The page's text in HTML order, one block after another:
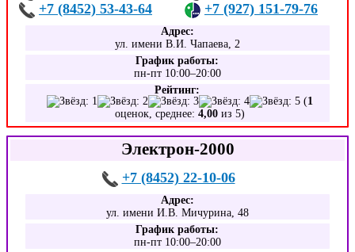
+7 (8452) 53-43-64
+7 (927) 151-79-76
Адрес:
ул. имени В.И. Чапаева, 2
График работы:
пн-пт 10:00–20:00
Рейтинг:
(1
оценок, среднее:4,00 из 5)
Электрон-2000
+7 (8452) 22-10-06
Адрес:
ул. имени И.В. Мичурина, 48
График работы:
пн-пт 10:00–20:00